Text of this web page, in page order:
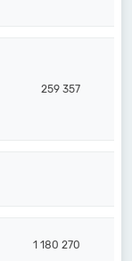
259 357
1 180 270